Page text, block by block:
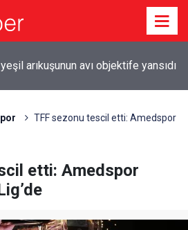
arıkuşunun avı objektife yansıdı
TFF sezonu tescil etti: Amedspor
etti: Amedspor